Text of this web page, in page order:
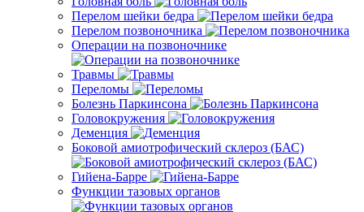
Перелом шейки бедра
Перелом позвоночника
Операции на позвоночнике
Травмы
Переломы
Болезнь Паркинсона
Головокружения
Деменция
Боковой амиотрофический склероз (БАС)
Гийена-Барре
Функции тазовых органов